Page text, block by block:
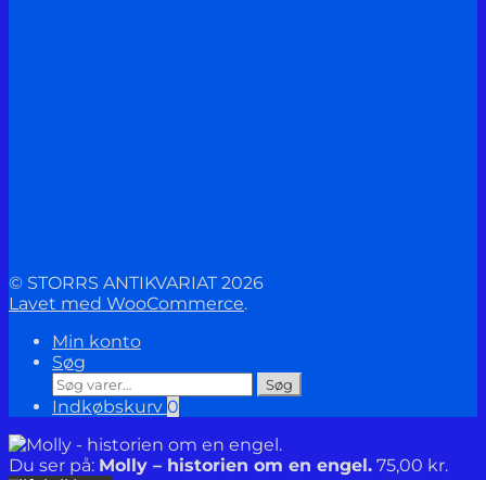
© STORRS ANTIKVARIAT 2026
Lavet med WooCommerce.
Min konto
Søg
Søg
efter:
Søg
Indkøbskurv 0
Du ser på: Molly – historien om en engel. 75,00 kr.